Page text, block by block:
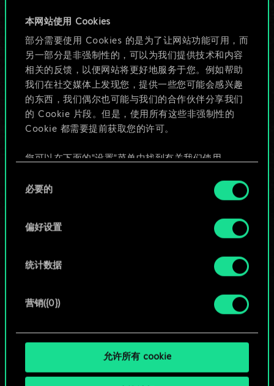
本网站使用 Cookies
部分需要使用 Cookies 的是为了让网站功能可用，而
另一部分是非强制性的，可以为我们提供技术和内容
相关的反馈，以便网站将更好地服务于您。例如帮助
我们在社交媒体上发现您，提供一些您可能会感兴趣
的东西，我们偶尔也可能与我们的合作伙伴分享我们
的 Cookie 片段。但是，使用所有这些非强制性的
Cookie 都需要提前获取您的许可。
您可以在下面的"设置"菜单中找到有关我们使用
好。一旦您了解了其中的内容并准备好继续，请点
必要的
偏好设置
统计数据
营销({0})
允许所有 cookie
目前只是分享了一套
牌，但能做的不止这
些！
给牌组命名并撰写攻略